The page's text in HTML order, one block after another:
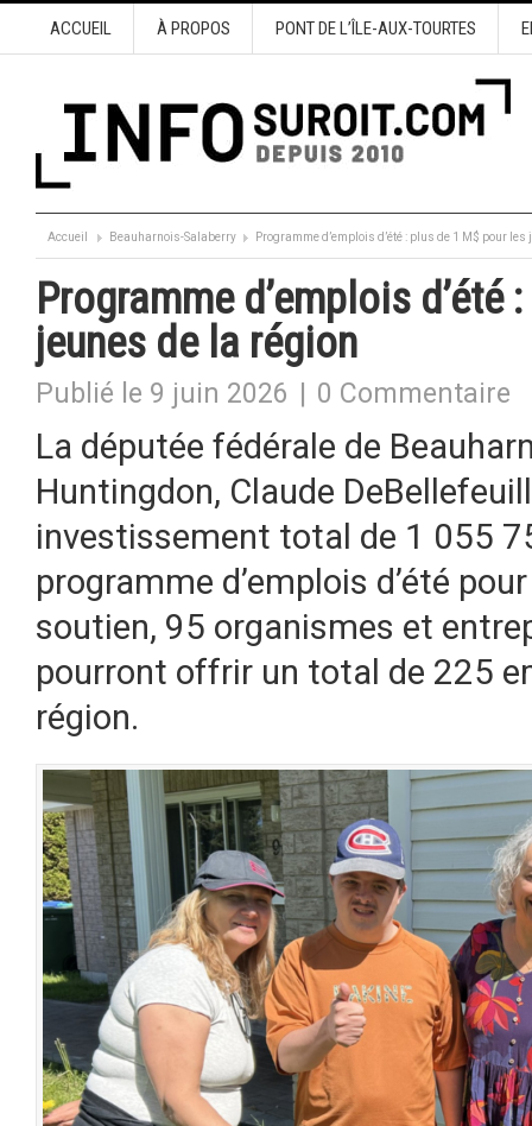
ACCUEIL À PROPOS PONT DE L’ÎLE-AUX-TOURTES
Accueil Beauharnois-Salaberry Programme d’emplois d’été : plus de 1 M$ pour
Programme d’emplois
jeunes de la région
Publié le 9 juin 2026 0 Commentaire
La députée fédérale de
Huntingdon, Claude
investissement total de 1 055
programme d’emplois d’été
soutien, 95 organismes et
pourront offrir un total de 225
région.